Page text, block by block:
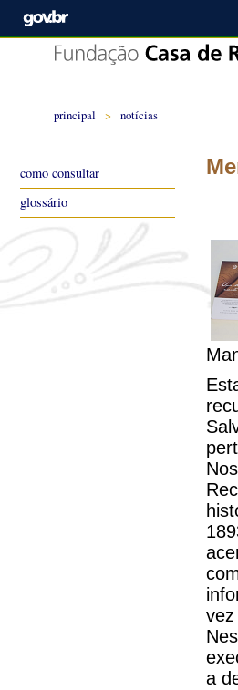
principal > notícias
a
como consultar
glossário